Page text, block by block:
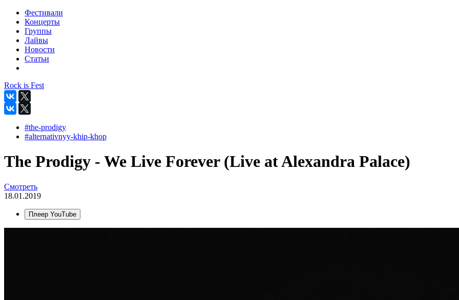
Фестивали
Концерты
Группы
Лайвы
Новости
Статьи
Rock is Fest
#the-prodigy
#alternativnyy-khip-khop
The Prodigy - We Live Forever (Live at Alexandra Palace)
Смотреть
18.01.2019
Плеер YouTube